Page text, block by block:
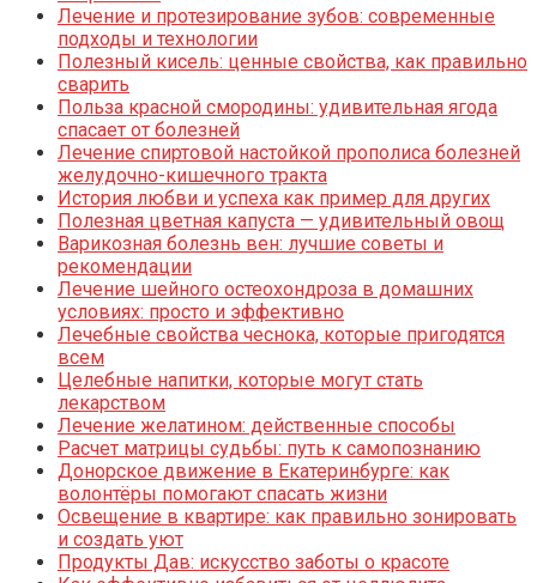
Лечение и протезирование зубов: современные
подходы и технологии
Полезный кисель: ценные свойства, как правильно
сварить
Польза красной смородины: удивительная ягода
спасает от болезней
Лечение спиртовой настойкой прополиса болезней
желудочно-кишечного тракта
История любви и успеха как пример для других
Полезная цветная капуста — удивительный овощ
Варикозная болезнь вен: лучшие советы и
рекомендации
Лечение шейного остеохондроза в домашних
условиях: просто и эффективно
Лечебные свойства чеснока, которые пригодятся
всем
Целебные напитки, которые могут стать
лекарством
Лечение желатином: действенные способы
Расчет матрицы судьбы: путь к самопознанию
Донорское движение в Екатеринбурге: как
волонтёры помогают спасать жизни
Освещение в квартире: как правильно зонировать
и создать уют
Продукты Дав: искусство заботы о красоте